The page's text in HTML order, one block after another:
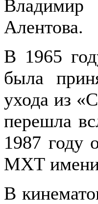
Алентова.
В 1965
была
ухода из
перешла
1987 году
МХТ
В